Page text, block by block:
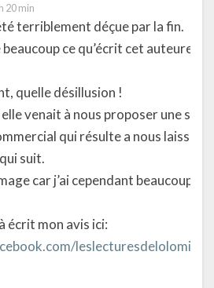
20 min
terriblement déçue par la fin.
ce qu’écrit cet auteure en
quelle désillusion !
venait à nous proposer une
qui résulte a nous laisser
suit.
car j’ai cependant beaucoup
écrit mon avis ici: